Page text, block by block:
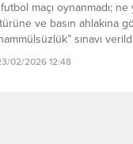
maçı oynanmadı;
ve basın ahlakına
sınavı
Orduspor arasındaki
skor tabelasındaki
02/2026 12:48